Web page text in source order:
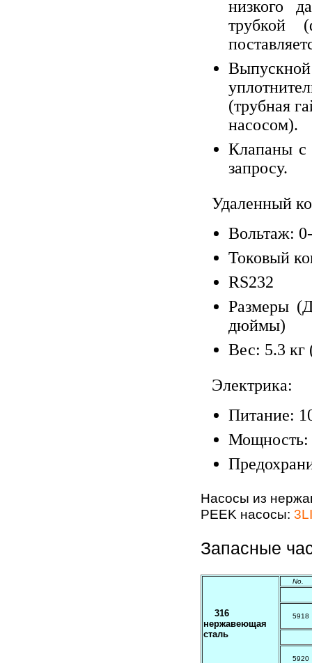
низкого
трубкой
(трубная
насосом).
Клапаны с
запросу.
Удаленный
Вольтаж:
Токовый
RS232
Размеры
дюймы)
Вес: 5.3 кг
Электрика:
Питание:
Мощность:
Насосы из
PEEK насосы: 3LI
Запасные
316
нержавеющая
сталь
No.
5918
5920